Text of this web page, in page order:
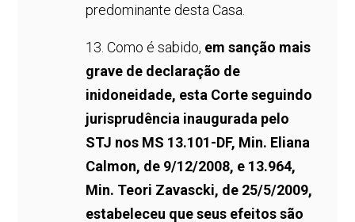
predominante desta Casa.
13. Como é sabido, em sanção mais
grave de declaração de
inidoneidade, esta Corte seguindo
jurisprudência inaugurada pelo
STJ nos MS 13.101-DF, Min. Eliana
Calmon, de 9/12/2008, e 13.964,
Min. Teori Zavascki, de 25/5/2009,
estabeleceu que seus efeitos são